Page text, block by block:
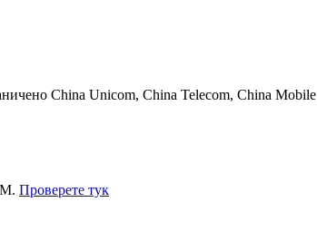
China Unicom, China Telecom, China Mobile
Проверете тук